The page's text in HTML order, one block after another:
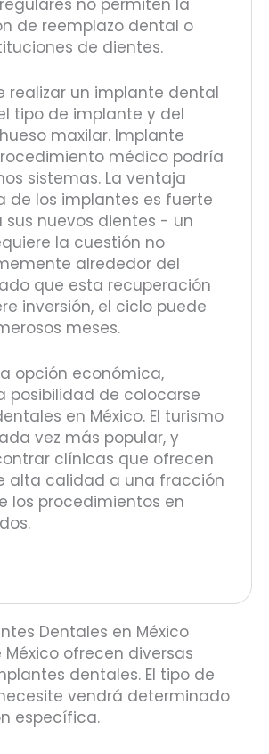
de reemplazo dental o
de dientes.
realizar un implante dental
tipo de implante y del
maxilar. Implante
médico podría
sistemas. La ventaja
de los implantes es fuerte
nuevos dientes - un
la cuestión no
alrededor del
que esta recuperación
inversión, el ciclo puede
meses.
opción económica,
posibilidad de colocarse
en México. El turismo
vez más popular, y
clínicas que ofrecen
alta calidad a una fracción
los procedimientos en
Dentales en México
México ofrecen diversas
dentales. El tipo de
vendrá determinado
específica.